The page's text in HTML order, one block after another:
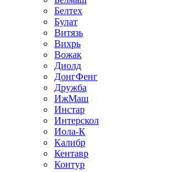
Белтех
Булат
Витязь
Вихрь
Вожак
Диолд
ДонгФенг
Дружба
ИжМаш
Инстар
Интерскол
Иола-К
Калибр
Кентавр
Контур